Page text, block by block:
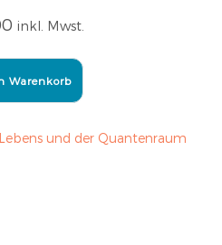
inkl. Mwst.
Warenkorb